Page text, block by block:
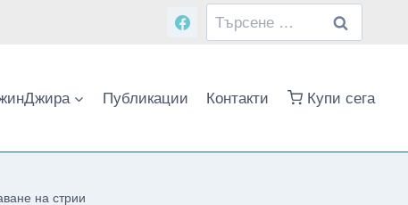
Търсене
за:
Публикации Контакти Купи сега
на стрии